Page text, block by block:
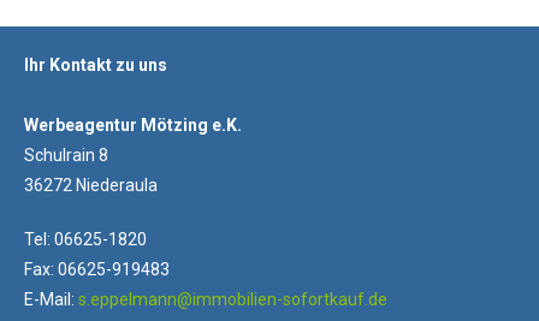
Ihr Kontakt zu uns
Werbeagentur Mötzing e.K.
Schulrain 8
36272 Niederaula
Tel: 06625-1820
Fax: 06625-919483
E-Mail: s.eppelmann@immobilien-sofortkauf.de